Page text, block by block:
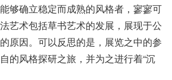
够确立稳定而成熟的风格者，寥寥可
艺术包括草书艺术的发展，展现于公
原因。可以反思的是，展览之中的参
的风格探研之旅，并为之进行着“沉